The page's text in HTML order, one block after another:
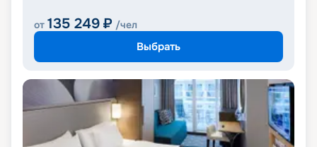
от 135 249 ₽ /чел
Выбрать